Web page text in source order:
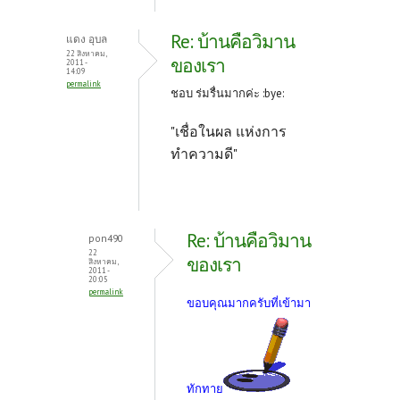
แดง อุบล
22 สิงหาคม,
2011 -
14:09
permalink
Re: บ้านคือวิมาน
ของเรา
ชอบ ร่มรื่นมากค่ะ :bye:
"เชื่อในผล แห่งการ
ทำความดี"
pon490
22
สิงหาคม,
2011 -
20:05
permalink
Re: บ้านคือวิมาน
ของเรา
ขอบคุณมากครับที่เข้ามา
ทักทาย